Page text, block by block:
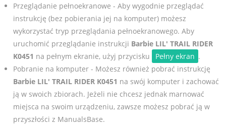
Przeglądanie pełnoekranowe - Aby wygodnie przeglądać
instrukcję (bez pobierania jej na komputer) możesz
wykorzystać tryp przeglądania pełnoekranowego. Aby
uruchomić przeglądanie instrukcji Barbie LIL' TRAIL RIDER
K0451 na pełnym ekranie, użyj przycisku Pełny ekran .
Pobranie na komputer - Możesz również pobrać instrukcję
Barbie LIL' TRAIL RIDER K0451 na swój komputer i zachować
ją w swoich zbiorach. Jeżeli nie chcesz jednak marnować
miejsca na swoim urządzeniu, zawsze możesz pobrać ją w
przyszłości z ManualsBase.